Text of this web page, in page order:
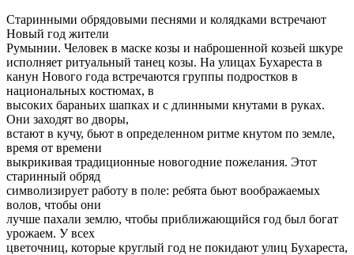
Старинными обрядовыми песнями и колядками встречают
Новый год жители
Румынии. Человек в маске козы и наброшенной козьей шкуре
исполняет ритуальный танец козы. На улицах Бухареста в
канун Нового года встречаются группы подростков в
национальных костюмах, в
высоких бараньих шапках и с длинными кнутами в руках.
Они заходят во дворы,
встают в кучу, бьют в определенном ритме кнутом по земле,
время от времени
выкрикивая традиционные новогодние пожелания. Этот
старинный обряд
символизирует работу в поле: ребята бьют воображаемых
волов, чтобы они
лучше пахали землю, чтобы приближающийся год был богат
урожаем. У всех
цветочниц, которые круглый год не покидают улиц Бухареста,